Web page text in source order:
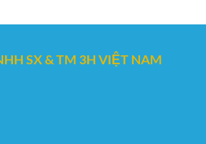
SX & TM 3H VIỆT NAM